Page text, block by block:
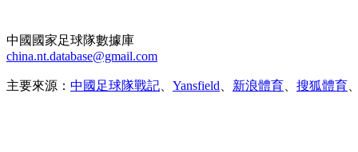
中國國家足球隊數據庫
china.nt.database@gmail.com
主要來源： 中國足球隊戰記 Yansfield 新浪體育 搜狐體育